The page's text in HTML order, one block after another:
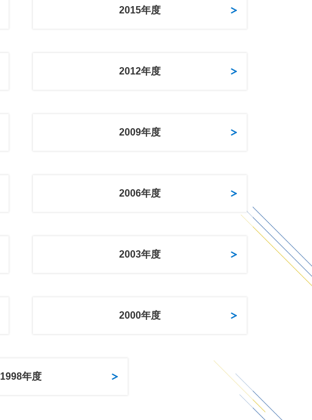
2015年度
2012年度
2009年度
2006年度
2003年度
2000年度
1998年度